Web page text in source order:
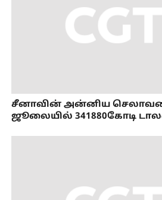
சீனாவின் அன்னிய
ஜூலையில் 341880கோடி